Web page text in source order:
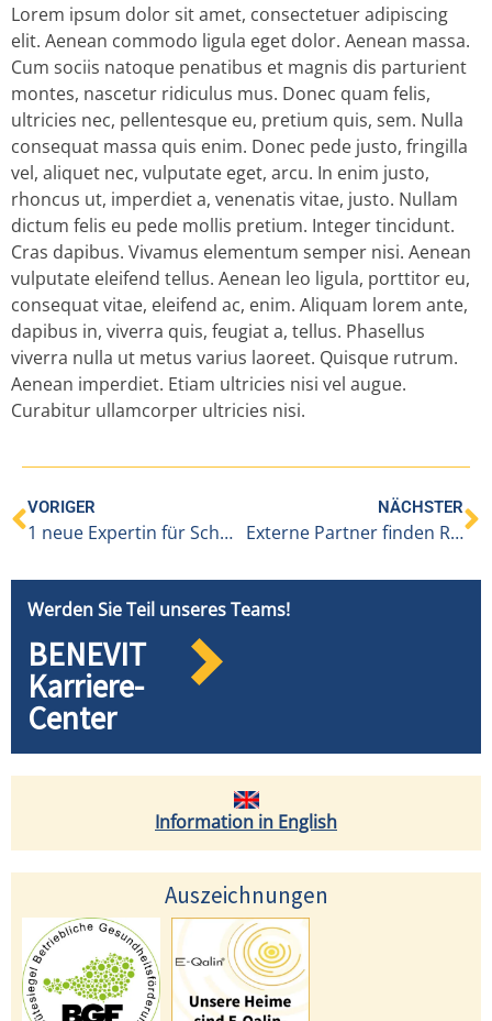
Lorem ipsum dolor sit amet, consectetuer adipiscing
elit. Aenean commodo ligula eget dolor. Aenean massa.
Cum sociis natoque penatibus et magnis dis parturient
montes, nascetur ridiculus mus. Donec quam felis,
ultricies nec, pellentesque eu, pretium quis, sem. Nulla
consequat massa quis enim. Donec pede justo, fringilla
vel, aliquet nec, vulputate eget, arcu. In enim justo,
rhoncus ut, imperdiet a, venenatis vitae, justo. Nullam
dictum felis eu pede mollis pretium. Integer tincidunt.
Cras dapibus. Vivamus elementum semper nisi. Aenean
vulputate eleifend tellus. Aenean leo ligula, porttitor eu,
consequat vitae, eleifend ac, enim. Aliquam lorem ante,
dapibus in, viverra quis, feugiat a, tellus. Phasellus
viverra nulla ut metus varius laoreet. Quisque rutrum.
Aenean imperdiet. Etiam ultricies nisi vel augue.
Curabitur ullamcorper ultricies nisi.
VORIGER
1 neue Expertin für Schmerzmanagement in Hittisau
NÄCHSTER
Externe Partner finden Räume in Hittisau
Werden Sie Teil unseres Teams!
BENEVIT
Karriere-
Center
Information in English
Auszeichnungen